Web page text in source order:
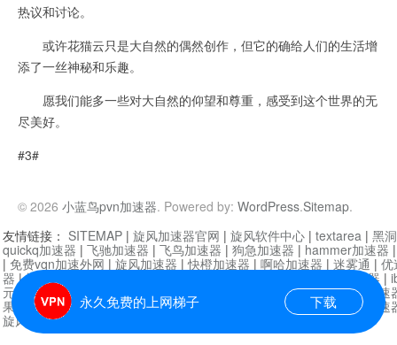
热议和讨论。
或许花猫云只是大自然的偶然创作，但它的确给人们的生活增
添了一丝神秘和乐趣。
愿我们能多一些对大自然的仰望和尊重，感受到这个世界的无
尽美好。
#3#
© 2026 小蓝鸟pvn加速器. Powered by: WordPress.Sitemap.
永久免费的上网梯子 下载
友情链接： SITEMAP | 旋风加速器官网 | 旋风软件中心 | textarea | 黑
quickq加速器 | 飞驰加速器 | 飞鸟加速器 | 狗急加速器 | hammer加速器
| 免费vqn加速外网 | 旋风加速器 |快橙加速器 | 啊哈加速器 | 迷雾通 | 优
器 |快柠檬加速器 anycast加速器 |
元机场加速器
| 一元机场 | 老王加速器 |白石山|小牛加速
果加速器|黑洞加速|银河加速器|猎豹加速器 海鸥加速器|
芒果加速
旋风加速器度器